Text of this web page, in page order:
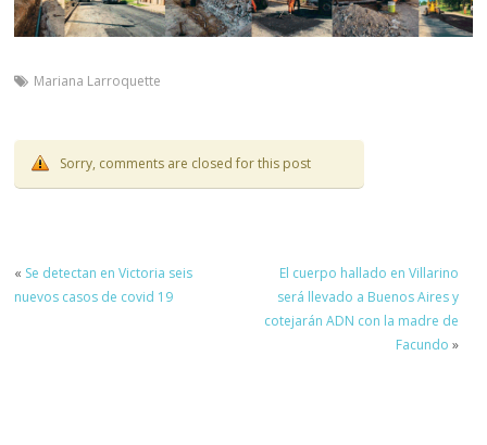
Mariana Larroquette
Sorry, comments are closed for this post
« Se detectan en Victoria seis
nuevos casos de covid 19
El cuerpo hallado en Villarino
será llevado a Buenos Aires y
cotejarán ADN con la madre de
Facundo »